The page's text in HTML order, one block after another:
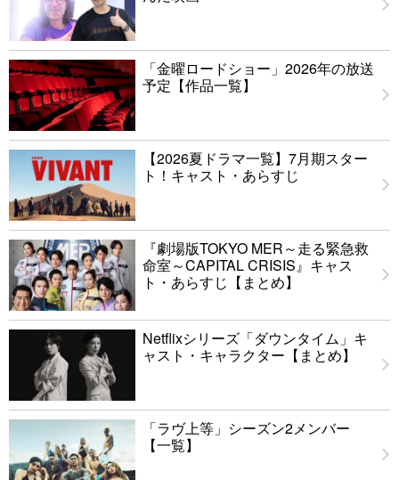
「金曜ロードショー」2026年の放送
予定【作品一覧】
【2026夏ドラマ一覧】7月期スター
ト！キャスト・あらすじ
『劇場版TOKYO MER～走る緊急救
命室～CAPITAL CRISIS』キャス
ト・あらすじ【まとめ】
Netflixシリーズ「ダウンタイム」キ
ャスト・キャラクター【まとめ】
「ラヴ上等」シーズン2メンバー
【一覧】